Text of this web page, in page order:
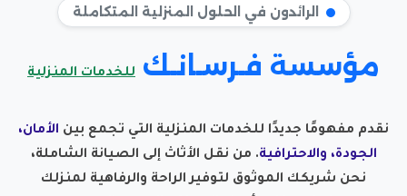
الرائدون في الحلول المنزلية المتكاملة
مؤسسة فـرسـانـك للخدمات المنزلية
نقدم مفهومًا جديدًا للخدمات المنزلية التي تجمع بين الأمان،
الجودة، والاحترافية. من نقل الأثاث إلى الصيانة الشاملة،
نحن شريكك الموثوق لتوفير الراحة والرفاهية لمنزلك